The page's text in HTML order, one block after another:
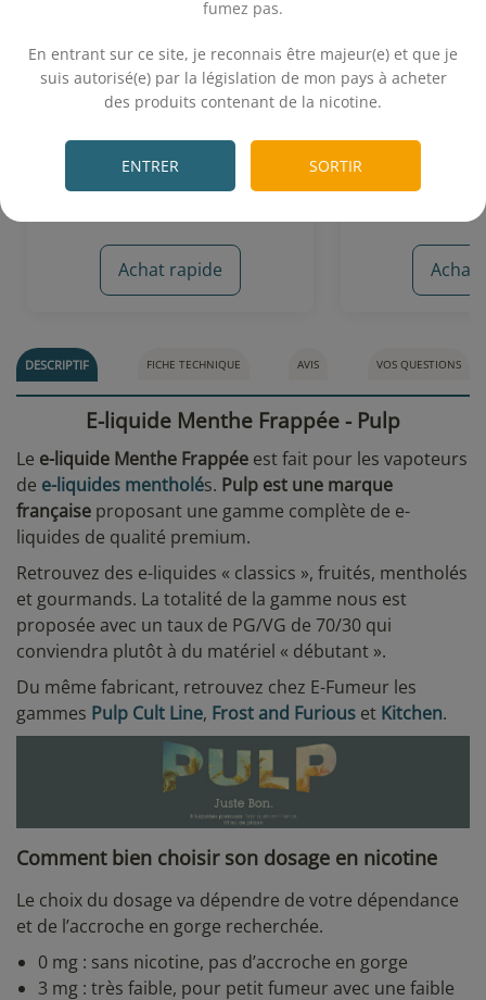
fumez pas.
En entrant sur ce site, je reconnais être majeur(e) et que je
suis autorisé(e) par la législation de mon pays à acheter
des produits contenant de la nicotine.
ENTRER SORTIR
Menthe Fraiche 10 mL - Dlice
4,90€
8 avis
Achat rapide
Menthe
Achat
DESCRIPTIF FICHE TECHNIQUE AVIS VOS QUESTIONS
E-liquide Menthe Frappée - Pulp
Le e-liquide Menthe Frappée est fait pour les vapoteurs
de e-liquides mentholés. Pulp est une marque
française proposant une gamme complète de e-
liquides de qualité premium.
Retrouvez des e-liquides « classics », fruités, mentholés
et gourmands. La totalité de la gamme nous est
proposée avec un taux de PG/VG de 70/30 qui
conviendra plutôt à du matériel « débutant ».
Du même fabricant, retrouvez chez E-Fumeur les
gammes Pulp Cult Line, Frost and Furious et Kitchen.
Comment bien choisir son dosage en nicotine
Le choix du dosage va dépendre de votre dépendance
et de l’accroche en gorge recherchée.
0 mg : sans nicotine, pas d’accroche en gorge
3 mg : très faible, pour petit fumeur avec une faible